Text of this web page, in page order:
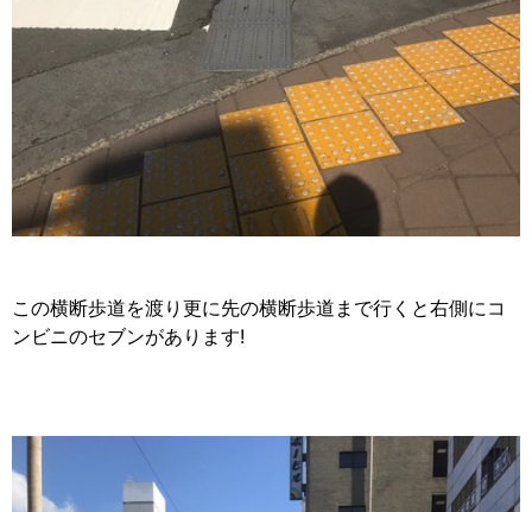
この横断歩道を渡り更に先の横断歩道まで行くと右側にコ
ンビニのセブンがあります!